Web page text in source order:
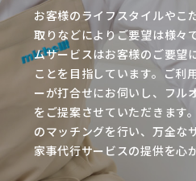
お客様のライフスタイルやこ
取りなどによりご要望は様々
ムサービスはお客様のご要望
ことを目指しています。ご利
ーが打合せにお伺いし、フル
をご提案させていただきます
のマッチングを行い、万全な
家事代行サービスの提供を心